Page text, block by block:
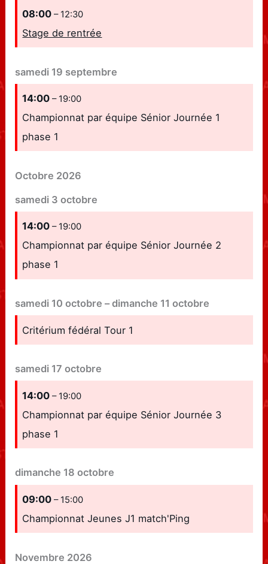
08:00– 12:30
Stage de rentrée
samedi 19 septembre
14:00– 19:00
Championnat par équipe Sénior Journée 1
phase 1
Octobre 2026
samedi 3 octobre
14:00– 19:00
Championnat par équipe Sénior Journée 2
phase 1
samedi 10 octobre –dimanche 11 octobre
Critérium fédéral Tour 1
samedi 17 octobre
14:00– 19:00
Championnat par équipe Sénior Journée 3
phase 1
dimanche 18 octobre
09:00– 15:00
Championnat Jeunes J1 match'Ping
Novembre 2026